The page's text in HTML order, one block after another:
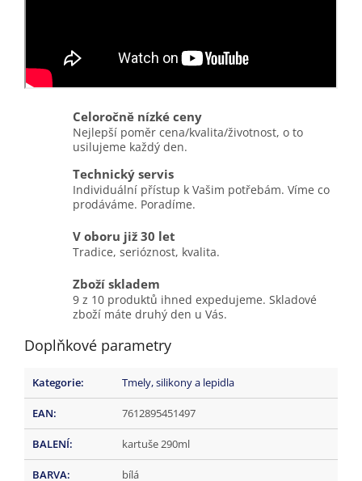
Celoročně nízké ceny
Nejlepší poměr cena/kvalita/životnost, o to
usilujeme každý den.
Technický servis
Individuální přístup k Vašim potřebám. Víme co
prodáváme. Poradíme.
V oboru již 30 let
Tradice, serióznost, kvalita.
Zboží skladem
9 z 10 produktů ihned expedujeme. Skladové
zboží máte druhý den u Vás.
Doplňkové parametry
Kategorie: Tmely, silikony a lepidla
EAN: 7612895451497
BALENÍ: kartuše 290ml
BARVA: bílá